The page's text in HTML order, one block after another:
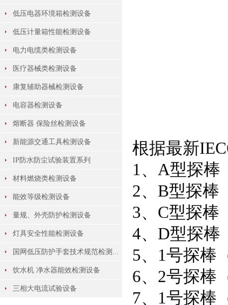
低压电器环境箱检测设备
低压计量箱性能检测设备
电力电缆类检测设备
医疗器械类检测设备
康复辅助器械检测设备
电容器检测设备
熔断器 保险丝检测设备
新能源交通工具检测设备
IP防水防尘试验装置系列
材料燃烧类检测设备
能效等级检测设备
量规、外壳防护检测设备
灯具安全性能检测设备
国网低压防护手套技术规范检测...
饮水机 净水器能效检测设备
三相大电流试验设备
根据最新
1、A型探棒
2、B型探棒
3、C型探棒
4、D型探棒
5、1号探棒
6、2号探棒
7、1号探棒